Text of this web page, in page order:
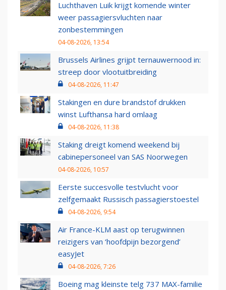
Luchthaven Luik krijgt komende winter
weer passagiersvluchten naar
zonbestemmingen
04-08-2026, 13:54
Brussels Airlines grijpt ternauwernood in:
streep door vlootuitbreiding
04-08-2026, 11:47
Stakingen en dure brandstof drukken
winst Lufthansa hard omlaag
04-08-2026, 11:38
Staking dreigt komend weekend bij
cabinepersoneel van SAS Noorwegen
04-08-2026, 10:57
Eerste succesvolle testvlucht voor
zelfgemaakt Russisch passagierstoestel
04-08-2026, 9:54
Air France-KLM aast op terugwinnen
reizigers van ‘hoofdpijn bezorgend’
easyJet
04-08-2026, 7:26
Boeing mag kleinste telg 737 MAX-familie